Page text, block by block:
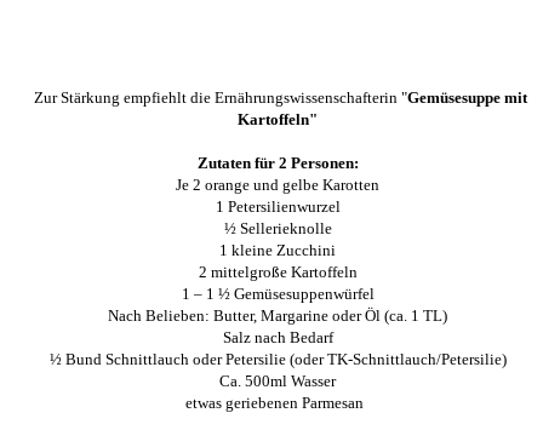
Zur Stärkung empfiehlt die Ernährungswissenschafterin "Gemüsesuppe mit
Kartoffeln"
Zutaten für 2 Personen:
Je 2 orange und gelbe Karotten
1 Petersilienwurzel
½ Sellerieknolle
1 kleine Zucchini
2 mittelgroße Kartoffeln
1 – 1 ½ Gemüsesuppenwürfel
Nach Belieben: Butter, Margarine oder Öl (ca. 1 TL)
Salz nach Bedarf
½ Bund Schnittlauch oder Petersilie (oder TK-Schnittlauch/Petersilie)
Ca. 500ml Wasser
etwas geriebenen Parmesan